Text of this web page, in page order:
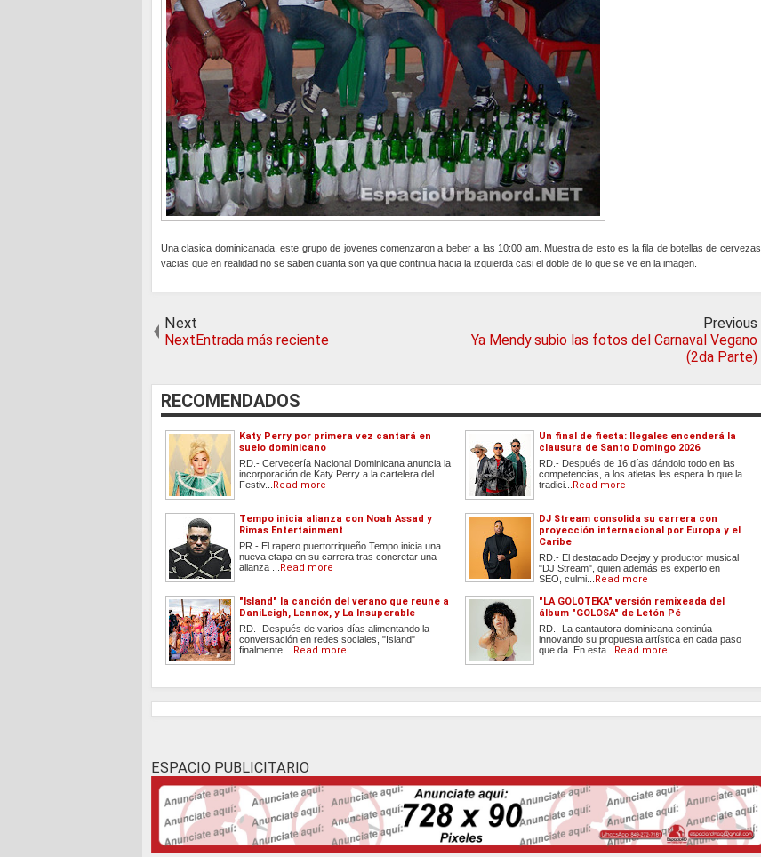
Una clasica dominicanada, este grupo de jovenes comenzaron a beber a las 10:00 am. Muestra de esto es la fila de botellas de cervezas
vacias que en realidad no se saben cuanta son ya que continua hacia la izquierda casi el doble de lo que se ve en la imagen.
Next
NextEntrada más reciente
Previous
Ya Mendy subio las fotos del Carnaval Vegano
(2da Parte)
RECOMENDADOS
Katy Perry por primera vez cantará en
suelo dominicano
RD.- Cervecería Nacional Dominicana anuncia la
incorporación de Katy Perry a la cartelera del
Festiv...
Read more
Un final de fiesta: Ilegales encenderá la
clausura de Santo Domingo 2026
RD.- Después de 16 días dándolo todo en las
competencias, a los atletas les espera lo que la
tradici...
Read more
Tempo inicia alianza con Noah Assad y
Rimas Entertainment
PR.- El rapero puertorriqueño Tempo inicia una
nueva etapa en su carrera tras concretar una
alianza ...
Read more
DJ Stream consolida su carrera con
proyección internacional por Europa y el
Caribe
RD.- El destacado Deejay y productor musical
"DJ Stream", quien además es experto en
SEO, culmi...
Read more
"Island" la canción del verano que reune a
DaniLeigh, Lennox, y La Insuperable
RD.- Después de varios días alimentando la
conversación en redes sociales, "Island"
finalmente ...
Read more
"LA GOLOTEKA" versión remixeada del
álbum "GOLOSA" de Letón Pé
RD.- La cantautora dominicana continúa
innovando su propuesta artística en cada paso
que da. En esta...
Read more
ESPACIO PUBLICITARIO